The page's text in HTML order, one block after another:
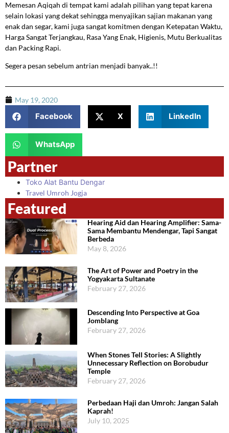
Memesan Aqiqah di tempat kami adalah pilihan yang tepat karena
selain lokasi yang dekat sehingga menyajikan sajian makanan yang
enak dan segar, kami juga sangat komitmen dengan Ketepatan Waktu,
Harga Sangat Terjangkau, Rasa Yang Enak, Higienis, Mutu Berkualitas
dan Packing Rapi.
Segera pesan sebelum antrian menjadi banyak..!!
May 19, 2020
Facebook X LinkedIn
WhatsApp
Partner
Toko Alat Bantu Dengar
Travel Umroh Jogja
Featured
Hearing Aid dan Hearing Amplifier: Sama-
Sama Membantu Mendengar, Tapi Sangat
Berbeda
May 8, 2026
The Art of Power and Poetry in the
Yogyakarta Sultanate
February 27, 2026
Descending Into Perspective at Goa
Jomblang
February 27, 2026
When Stones Tell Stories: A Slightly
Unnecessary Reflection on Borobudur
Temple
February 27, 2026
Perbedaan Haji dan Umroh: Jangan Salah
Kaprah!
July 10, 2025